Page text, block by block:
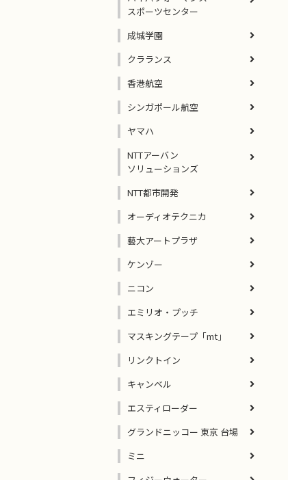
スポーツセンター
成城学園
クラランス
香港航空
シンガポール航空
ヤマハ
NTTアーバン
ソリューションズ
NTT都市開発
オーディオテクニカ
藝大アートプラザ
ケンゾー
ニコン
エミリオ・プッチ
マスキングテープ「mt」
リンクトイン
キャンベル
エスティローダー
グランドニッコー 東京 台場
ミニ